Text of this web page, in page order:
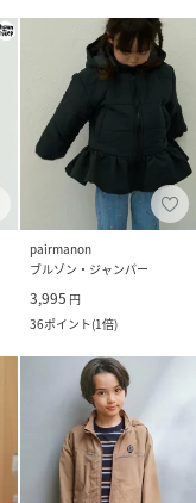
pairmanon
ブルゾン・ジャンパー
3,995 円
36ポイント(1倍)